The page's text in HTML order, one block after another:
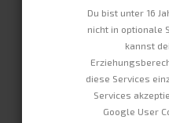
Mehrwertsteuer ist
Mietdauer
+ 16,80 €
Du bist unter 16
nicht in optionale
kannst
diese Services
Services
Google User